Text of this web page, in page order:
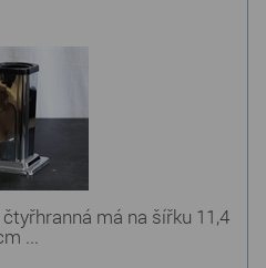
má na šířku 11,4
...